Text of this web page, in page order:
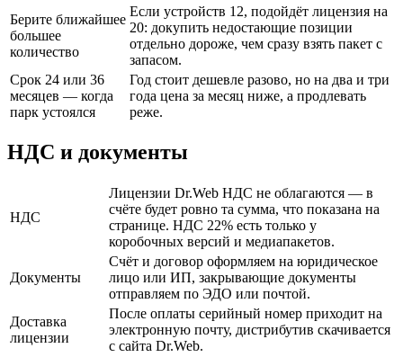
Берите ближайшее
большее
количество
Если устройств 12, подойдёт лицензия на
20: докупить недостающие позиции
отдельно дороже, чем сразу взять пакет с
запасом.
Срок 24 или 36
месяцев — когда
парк устоялся
Год стоит дешевле разово, но на два и три
года цена за месяц ниже, а продлевать
реже.
НДС и документы
НДС
Лицензии Dr.Web НДС не облагаются — в
счёте будет ровно та сумма, что показана на
странице. НДС 22% есть только у
коробочных версий и медиапакетов.
Документы
Счёт и договор оформляем на юридическое
лицо или ИП, закрывающие документы
отправляем по ЭДО или почтой.
Доставка
лицензии
После оплаты серийный номер приходит на
электронную почту, дистрибутив скачивается
с сайта Dr.Web.